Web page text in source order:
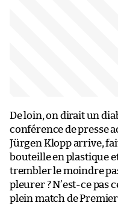
De loin, on dirait un
conférence de presse
Jürgen Klopp arrive,
bouteille en plastique
trembler le moindre
pleurer ? N’est-ce pas
plein match de